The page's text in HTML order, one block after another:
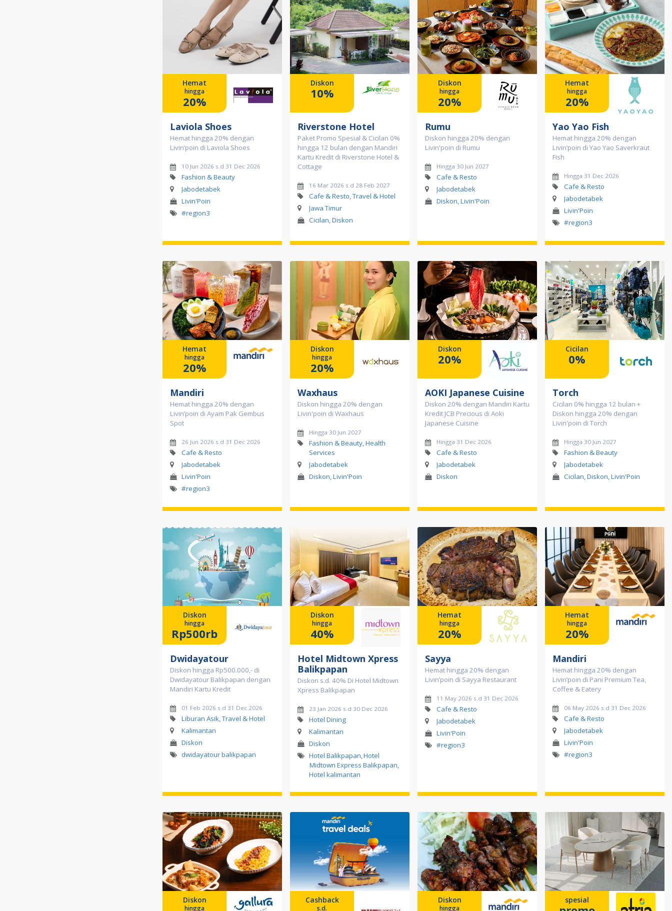
Hemat
hingga
20%
Laviola Shoes
Hemat hingga 20% dengan
Livin’poin di Laviola Shoes
10 Jun 2026 s.d 31 Dec 2026
Fashion & Beauty
Jabodetabek
Livin'Poin
#region3
Diskon
10%
Riverstone Hotel
Paket Promo Spesial & Cicilan 0%
hingga 12 bulan dengan Mandiri
Kartu Kredit di Riverstone Hotel &
Cottage
16 Mar 2026 s.d 28 Feb 2027
Cafe & Resto, Travel & Hotel
Jawa Timur
Cicilan, Diskon
Diskon
hingga
20%
Rumu
Diskon hingga 20% dengan
Livin'poin di Rumu
Hingga 30 Jun 2027
Cafe & Resto
Jabodetabek
Diskon, Livin'Poin
Hemat
hingga
20%
Yao Yao Fish
Hemat hingga 20% dengan
Livin’poin di Yao Yao Saverkraut
Fish
Hingga 31 Dec 2026
Cafe & Resto
Jabodetabek
Livin'Poin
#region3
Hemat
hingga
20%
Mandiri
Hemat hingga 20% dengan
Livin’poin di Ayam Pak Gembus
Spot
26 Jun 2026 s.d 31 Dec 2026
Cafe & Resto
Jabodetabek
Livin'Poin
#region3
Diskon
hingga
20%
Waxhaus
Diskon hingga 20% dengan
Livin'poin di Waxhaus
Hingga 30 Jun 2027
Fashion & Beauty, Health
Services
Jabodetabek
Diskon, Livin'Poin
Diskon
20%
AOKI Japanese Cuisine
Diskon 20% dengan Mandiri Kartu
Kredit JCB Precious di Aoki
Japanese Cuisine
Hingga 31 Dec 2026
Cafe & Resto
Jabodetabek
Diskon
Cicilan
0%
Torch
Cicilan 0% hingga 12 bulan +
Diskon hingga 20% dengan
Livin'poin di Torch
Hingga 30 Jun 2027
Fashion & Beauty
Jabodetabek
Cicilan, Diskon, Livin'Poin
Diskon
hingga
Rp500rb
Dwidayatour
Diskon hingga Rp500.000,- di
Dwidayatour Balikpapan dengan
Mandiri Kartu Kredit
01 Feb 2026 s.d 31 Dec 2026
Liburan Asik, Travel & Hotel
Kalimantan
Diskon
dwidayatour balikpapan
Diskon
hingga
40%
Hotel Midtown Xpress
Balikpapan
Diskon s.d. 40% Di Hotel Midtown
Xpress Balikpapan
23 Jan 2026 s.d 30 Dec 2026
Hotel Dining
Kalimantan
Diskon
Hotel Balikpapan,Hotel
Midtown Express Balikpapan,
Hotel kalimantan
Hemat
hingga
20%
Sayya
Hemat hingga 20% dengan
Livin’poin di Sayya Restaurant
11 May 2026 s.d 31 Dec 2026
Cafe & Resto
Jabodetabek
Livin'Poin
#region3
Hemat
hingga
20%
Mandiri
Hemat hingga 20% dengan
Livin’poin di Pani Premium Tea,
Coffee & Eatery
06 May 2026 s.d 31 Dec 2026
Cafe & Resto
Jabodetabek
Livin'Poin
#region3
Diskon
hingga
Cashback
s.d.
Diskon
hingga
spesial